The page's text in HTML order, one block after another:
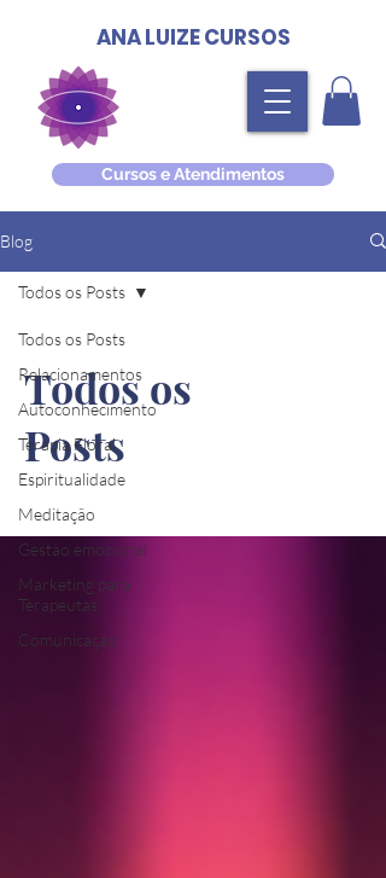
ANA LUIZE CURSOS
Cursos e Atendimentos
Blog
Todos os Posts
Relacionamentos
Autoconhecimento
Terapia Floral
Espiritualidade
Meditação
Gestão emocional
Marketing para
Terapeutas
Comunicação
Todos os Posts
Todos os
Posts